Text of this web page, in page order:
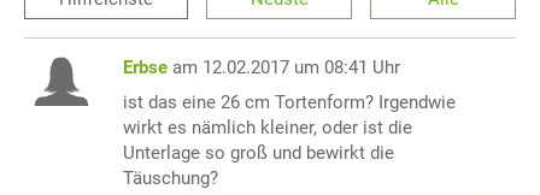
Erbse am 12.02.2017 um 08:41 Uhr
ist das eine 26 cm Tortenform? Irgendwie
wirkt es nämlich kleiner, oder ist die
Unterlage so groß und bewirkt die
Täuschung?